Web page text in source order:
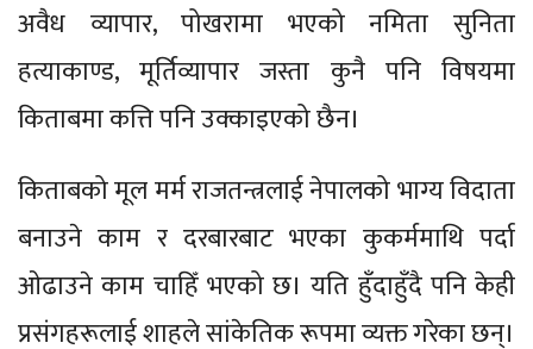
अवैध व्यापार, पोखरामा भएको नमिता सुनिता
हत्याकाण्ड, मूर्तिव्यापार जस्ता कुनै पनि विषयमा
किताबमा कत्ति पनि उक्काइएको छैन।
किताबको मूल मर्म राजतन्त्रलाई नेपालको भाग्य विदाता
बनाउने काम र दरबारबाट भएका कुकर्ममाथि पर्दा
ओढाउने काम चाहिँ भएको छ। यति हुँदाहुँदै पनि केही
प्रसंगहरूलाई शाहले सांकेतिक रूपमा व्यक्त गरेका छन्।